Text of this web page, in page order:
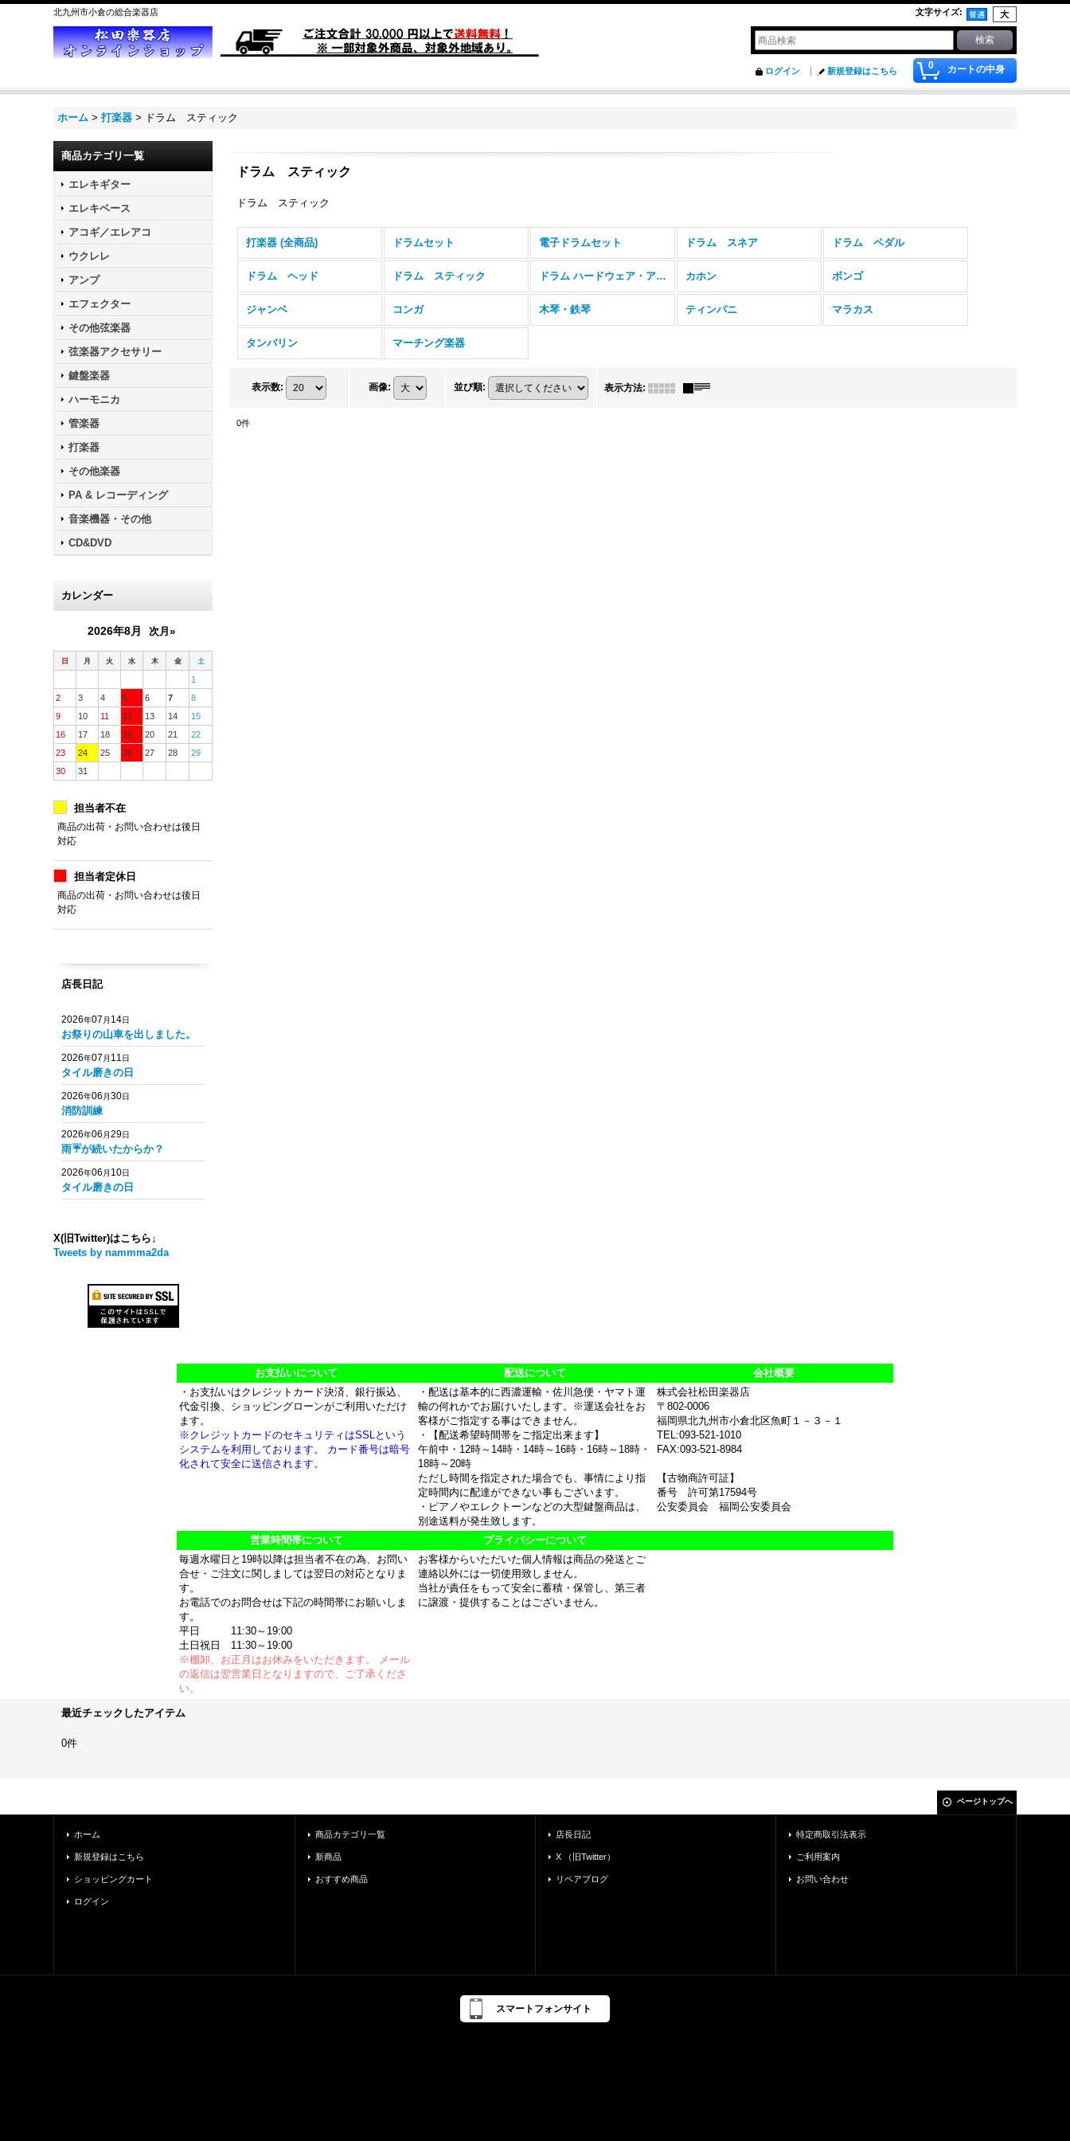
北九州市小倉の総合楽器店 文字サイズ:
0 カートの中身
ログイン 新規登録はこちら
ホーム > 打楽器 > ドラム スティック
商品カテゴリ一覧
エレキギター
エレキベース
アコギ／エレアコ
ウクレレ
アンプ
エフェクター
その他弦楽器
弦楽器アクセサリー
鍵盤楽器
ハーモニカ
管楽器
打楽器
その他楽器
PA & レコーディング
音楽機器・その他
CD&DVD
カレンダー
2026年8月 次月»
日 月 火 水 木 金 土
1
2
3 4 5 6 7
8
9
10 11 12 13 14
15
16
17 18 19 20 21
22
23
24 25 26 27 28
29
30
31
担当者不在
商品の出荷・お問い合わせは後日
対応
担当者定休日
商品の出荷・お問い合わせは後日
対応
店長日記
2026年07 月 14日
お祭りの山車を出しました。
2026年07 月 11日
タイル磨きの日
2026年06 月30日
消防訓練
2026年06 月29日
雨☔️が続いたからか？
2026年06 月 10日
タイル磨きの日
X(旧Twitter)はこちら↓
Tweets by nammma2da
ドラム スティック
ドラム スティック
打楽器 (全商品) ドラムセット 電子ドラムセット ドラム スネア ドラム ペダル
ドラム ヘッド ドラム スティック ドラム ハードウェア・アクセサリー カホン ボンゴ
ジャンベ コンガ 木琴・鉄琴 ティンパニ マラカス
タンバリン マーチング楽器
表示数: 画像: 並び順: 表示方法:
0件
お支払いについて 配送について
会社概要
・お支払いはクレジットカード決済、銀行振込、
代金引換、ショッピングローンがご利用いただけ
ます。
※クレジットカードのセキュリティはSSLという
システムを利用しております。 カード番号は暗号
化されて安全に送信されます。
・配送は基本的に西濃運輸・佐川急便・ヤマト運
輸の何れかでお届けいたします。※運送会社をお
客様がご指定する事はできません。
・【配送希望時間帯をご指定出来ます】
午前中・12時～14時・14時～16時・16時～18時・
18時～20時
ただし時間を指定された場合でも、事情により指
定時間内に配達ができない事もございます。
・ピアノやエレクトーンなどの大型鍵盤商品は、
別途送料が発生致します。
株式会社松田楽器店
〒802-0006
福岡県北九州市小倉北区魚町１－３－１
TEL:093-521-1010
FAX:093-521-8984
【古物商許可証】
番号 許可第17594号
公安委員会 福岡公安委員会
営業時間帯について
プライバシーについて
毎週水曜日と19時以降は担当者不在の為、お問い
合せ・ご注文に関しましては翌日の対応となりま
す。
お電話でのお問合せは下記の時間帯にお願いしま
す。
平日 11:30～19:00
土日祝日 11:30～19:00
※棚卸、お正月はお休みをいただきます。 メール
の返信は翌営業日となりますので、ご了承くださ
い。
お客様からいただいた個人情報は商品の発送とご
連絡以外には一切使用致しません。
当社が責任をもって安全に蓄積・保管し、第三者
に譲渡・提供することはございません。
最近チェックしたアイテム
0件
ページトップへ
ホーム
新規登録はこちら
ショッピングカート
ログイン
商品カテゴリ一覧
新商品
おすすめ商品
店長日記
X （旧Twitter）
リペアブログ
特定商取引法表示
ご利用案内
お問い合わせ
スマートフォンサイト